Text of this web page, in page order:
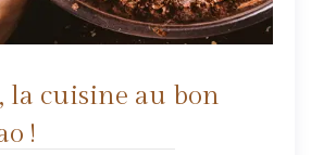
la cuisine au bon
!